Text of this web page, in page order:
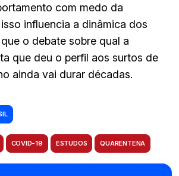
com medo da
influencia a dinâmica dos
o debate sobre qual a
que deu o perfil aos surtos de
ainda vai durar décadas.
COVID-19 ESTUDOS QUARENTENA